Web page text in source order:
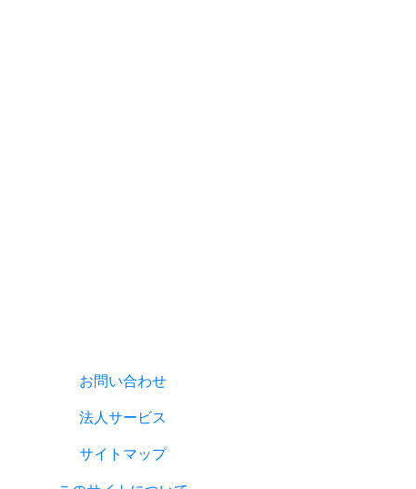
お問い合わせ
法人サービス
サイトマップ